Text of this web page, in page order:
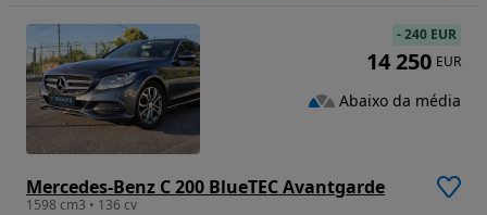
Mercedes-Benz C 200 BlueTEC Avantgarde
1598 cm3 • 136 cv
-240 EUR
14 250 EUR
Abaixo da média